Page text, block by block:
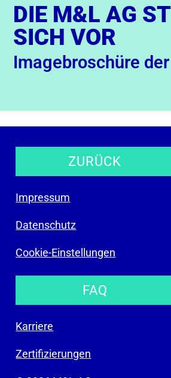
DIE M&L AG
SICH VOR
Imagebroschüre
ZURÜCK
Impressum
Datenschutz
Cookie-Einstellungen
FAQ
Karriere
Zertifizierungen